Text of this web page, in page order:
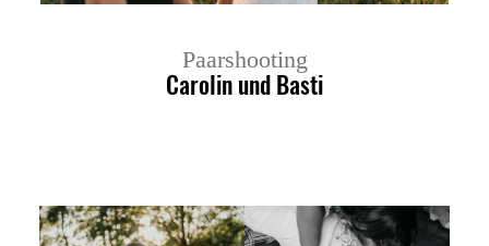
Paarshooting
Carolin und Basti